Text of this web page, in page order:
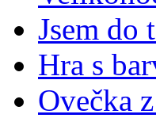
Jsem do
Hra s
Ovečka